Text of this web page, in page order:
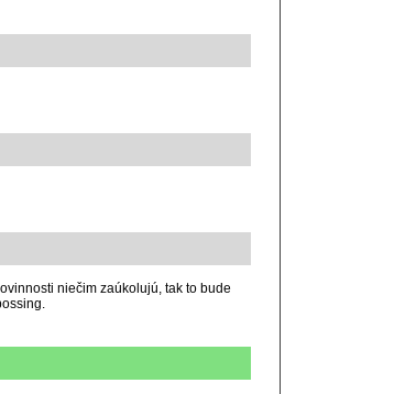
niečim zaúkolujú, tak to bude